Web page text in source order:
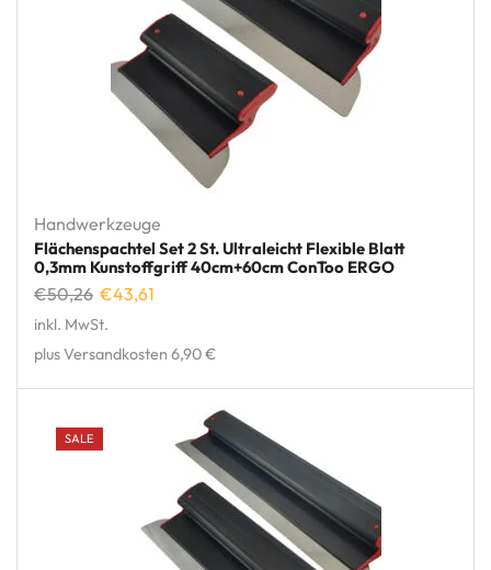
Handwerkzeuge
Flächenspachtel Set 2 St. Ultraleicht Flexible Blatt
0,3mm Kunstoffgriff 40cm+60cm ConToo ERGO
€50,26 €43,61
inkl. MwSt.
plus Versandkosten 6,90 €
SALE